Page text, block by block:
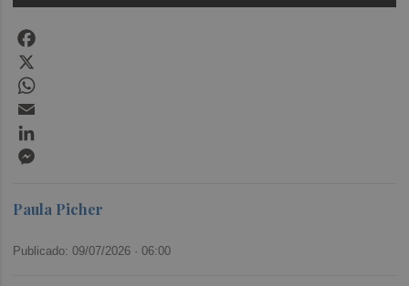
Paula Picher
Publicado: 09/07/2026 ·06:00